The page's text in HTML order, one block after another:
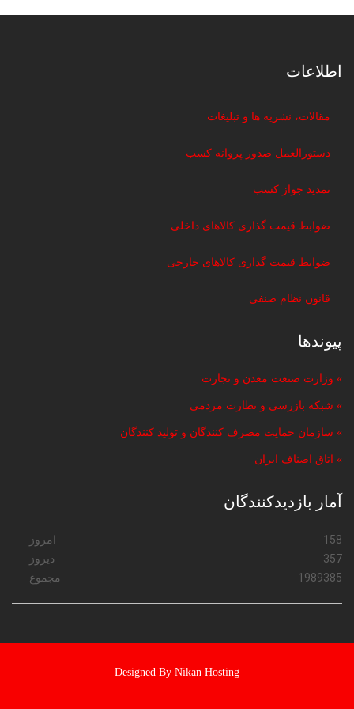
اطلاعات
مقالات، نشریه ها و تبلیغات
دستورالعمل صدور پروانه کسب
تمدید جواز کسب
ضوابط قیمت گذاری کالاهای داخلی
ضوابط قیمت گذاری کالاهای خارجی
قانون نظام صنفی
پیوندها
» وزارت صنعت معدن و تجارت
» شبکه بازرسی و نظارت مردمی
» سازمان حمایت مصرف کنندگان و تولید کنندگان
» اتاق اصناف ایران
آمار بازدیدکنندگان
امروز
158
دیروز
357
مجموع
1989385
Designed By Nikan Hosting